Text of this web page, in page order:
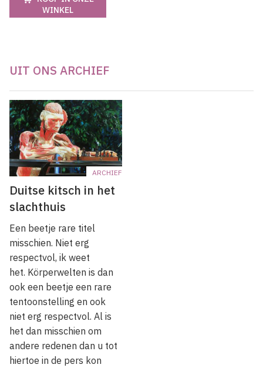
WINKEL
UIT ONS ARCHIEF
ARCHIEF
Duitse kitsch in het
slachthuis
Een beetje rare titel
misschien. Niet erg
respectvol, ik weet
het. Körperwelten is dan
ook een beetje een rare
tentoonstelling en ook
niet erg respectvol. Al is
het dan misschien om
andere redenen dan u tot
hiertoe in de pers kon